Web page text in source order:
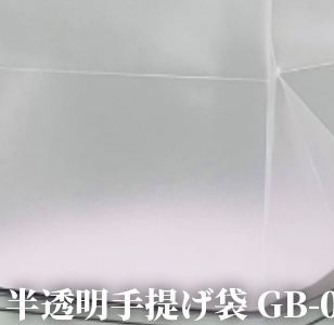
半透明手提げ袋 GB-